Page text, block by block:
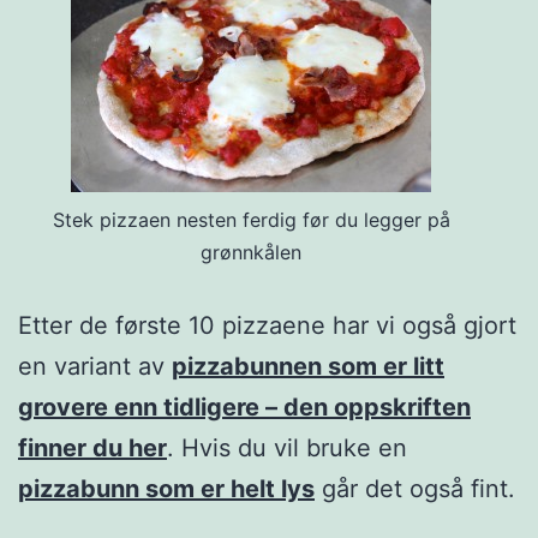
Stek pizzaen nesten ferdig før du legger på
grønnkålen
Etter de første 10 pizzaene har vi også gjort
en variant av pizzabunnen som er litt
grovere enn tidligere – den oppskriften
finner du her. Hvis du vil bruke en
pizzabunn som er helt lys går det også fint.